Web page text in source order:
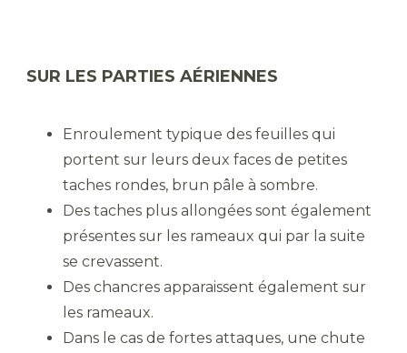
SUR LES PARTIES AÉRIENNES
Enroulement typique des feuilles qui
portent sur leurs deux faces de petites
taches rondes, brun pâle à sombre.
Des taches plus allongées sont également
présentes sur les rameaux qui par la suite
se crevassent.
Des chancres apparaissent également sur
les rameaux.
Dans le cas de fortes attaques, une chute